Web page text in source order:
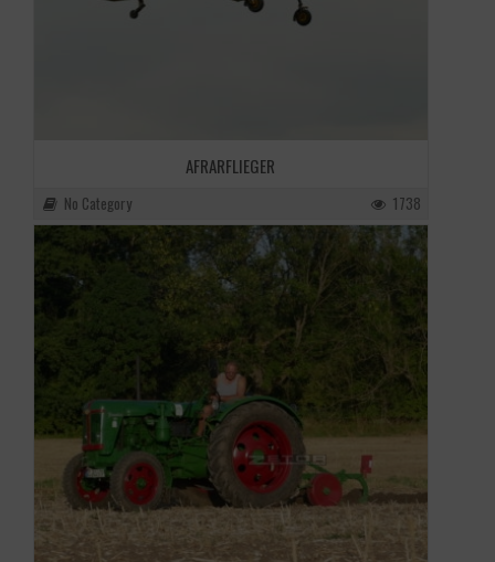
AFRARFLIEGER
No Category 1738